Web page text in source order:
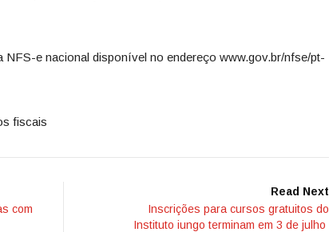
NFS-e nacional disponível no endereço www.gov.br/nfse/pt-
fiscais
com
Read Next
Inscrições para cursos gratuitos do
Instituto iungo terminam em 3 de julho